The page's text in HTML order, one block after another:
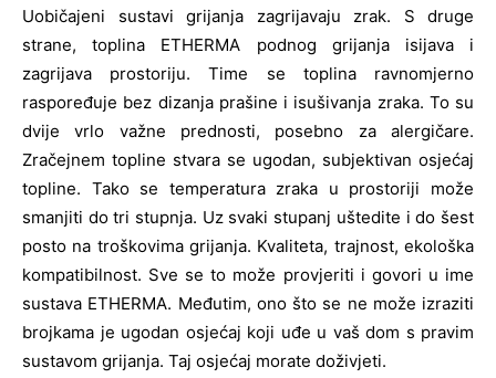
Uobičajeni sustavi grijanja zagrijavaju zrak. S druge
strane, toplina ETHERMA podnog grijanja isijava i
zagrijava prostoriju. Time se toplina ravnomjerno
raspoređuje bez dizanja prašine i isušivanja zraka. To su
dvije vrlo važne prednosti, posebno za alergičare.
Zračejnem topline stvara se ugodan, subjektivan osjećaj
topline. Tako se temperatura zraka u prostoriji može
smanjiti do tri stupnja. Uz svaki stupanj uštedite i do šest
posto na troškovima grijanja. Kvaliteta, trajnost, ekološka
kompatibilnost. Sve se to može provjeriti i govori u ime
sustava ETHERMA. Međutim, ono što se ne može izraziti
brojkama je ugodan osjećaj koji uđe u vaš dom s pravim
sustavom grijanja. Taj osjećaj morate doživjeti.